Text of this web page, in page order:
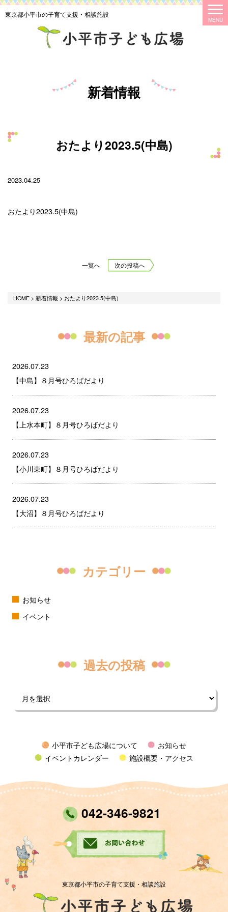
東京都小平市の子育て支援・相談施設
新着情報
おたより2023.5(中島)
2023.04.25
おたより2023.5(中島)
一覧へ 次の投稿へ
HOME> 新着情報 > おたより2023.5(中島)
最新の記事
2026.07.23
【中島】８月号ひろばだより
2026.07.23
【上水本町】８月号ひろばだより
2026.07.23
【小川東町】８月号ひろばだより
2026.07.23
【大沼】８月号ひろばだより
カテゴリー
お知らせ
イベント
過去の投稿
小平市子ども広場について
お知らせ
イベントカレンダー
施設概要・アクセス
042-346-9821
東京都小平市の子育て支援・相談施設